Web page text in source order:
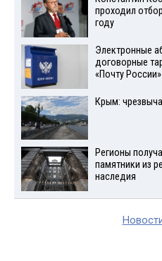
проходил
году
Электронные
договорные
«Почту России»
Крым:
Регионы
памятники из
наследия